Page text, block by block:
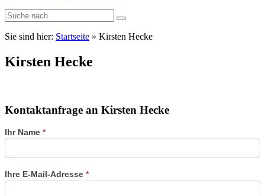
Sie sind hier: Startseite » Kirsten Hecke
Kirsten Hecke
Kontaktanfrage an Kirsten Hecke
Kontaktformular
der
Ihr Name *
Ihre E-Mail-Adresse *